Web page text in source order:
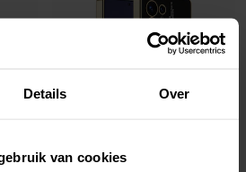
Details Over
van cookies
Op voorraad